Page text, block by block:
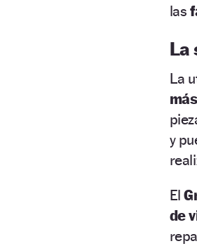
las
La
La
y
El
de